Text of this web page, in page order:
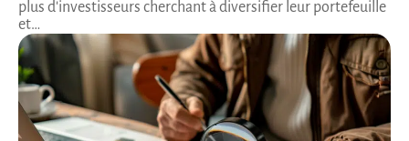
plus d'investisseurs cherchant à diversifier leur portefeuille
et…